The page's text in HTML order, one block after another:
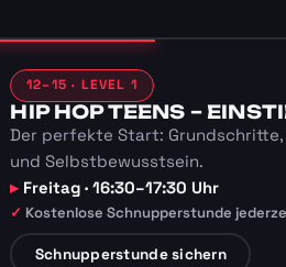
12–15 · LEVEL 1
HIP HOP TEENS –
Der perfekte Start: Grundschritte,
und Selbstbewusstsein.
Freitag · 16:30–17:30 Uhr
Kostenlose Schnupperstunde
Schnupperstunde sichern